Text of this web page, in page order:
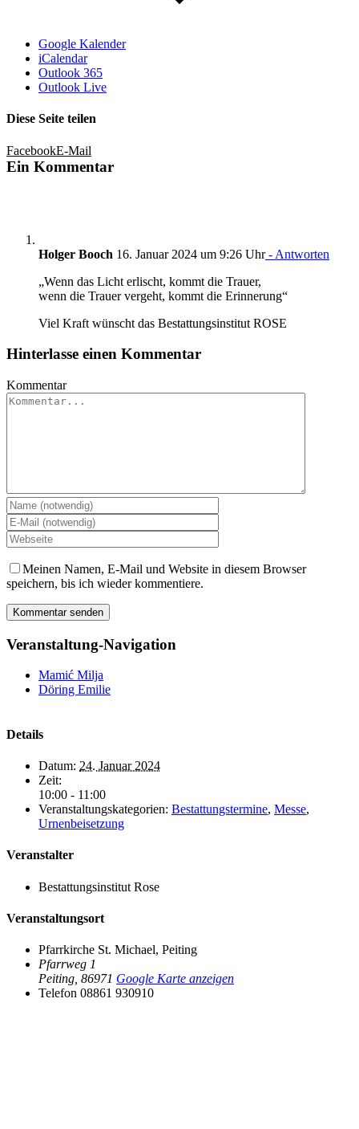
Google Kalender
iCalendar
Outlook 365
Outlook Live
Diese Seite teilen
FacebookE-Mail
Ein Kommentar
Holger Booch 16. Januar 2024 um 9:26 Uhr- Antworten
„Wenn das Licht erlischt, kommt die Trauer,
wenn die Trauer vergeht, kommt die Erinnerung“
Viel Kraft wünscht das Bestattungsinstitut ROSE
Hinterlasse einen Kommentar
Kommentar
Meinen Namen, E-Mail und Website in diesem Browser
speichern, bis ich wieder kommentiere.
Veranstaltung-Navigation
Mamić Milja
Döring Emilie
Details
Datum: 24. Januar 2024
Zeit:
10:00 - 11:00
Veranstaltungskategorien: Bestattungstermine, Messe,
Urnenbeisetzung
Veranstalter
Bestattungsinstitut Rose
Veranstaltungsort
Pfarrkirche St. Michael, Peiting
Pfarrweg 1
Peiting 86971 Google Karte anzeigen
Telefon 08861 930910